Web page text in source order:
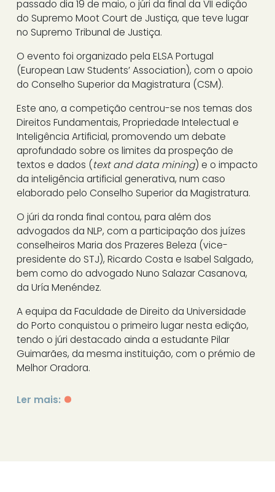
passado dia 19 de maio, o júri da final da VII edição
do Supremo Moot Court de Justiça, que teve lugar
no Supremo Tribunal de Justiça.
O evento foi organizado pela ELSA Portugal
(European Law Students’ Association), com o apoio
do Conselho Superior da Magistratura (CSM).
Este ano, a competição centrou-se nos temas dos
Direitos Fundamentais, Propriedade Intelectual e
Inteligência Artificial, promovendo um debate
aprofundado sobre os limites da prospeção de
textos e dados (text and data mining) e o impacto
da inteligência artificial generativa, num caso
elaborado pelo Conselho Superior da Magistratura.
O júri da ronda final contou, para além dos
advogados da NLP, com a participação dos juízes
conselheiros Maria dos Prazeres Beleza (vice-
presidente do STJ), Ricardo Costa e Isabel Salgado,
bem como do advogado Nuno Salazar Casanova,
da Uría Menéndez.
A equipa da Faculdade de Direito da Universidade
do Porto conquistou o primeiro lugar nesta edição,
tendo o júri destacado ainda a estudante Pilar
Guimarães, da mesma instituição, com o prémio de
Melhor Oradora.
Ler mais: